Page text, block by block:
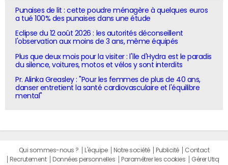
Punaises de lit : cette poudre ménagère à quelques euros
a tué 100% des punaises dans une étude
Eclipse du 12 août 2026 : les autorités déconseillent
l'observation aux moins de 3 ans, même équipés
Plus que deux mois pour la visiter : l'île d'Hydra est le paradis
du silence, voitures, motos et vélos y sont interdits
Pr. Alinka Greasley : "Pour les femmes de plus de 40 ans,
danser entretient la santé cardiovasculaire et l'équilibre
mental"
Qui sommes-nous ? L'équipe Notre société Publicité
Contact
Recrutement
Données personnelles Paramétrer les cookies Gérer Utiq